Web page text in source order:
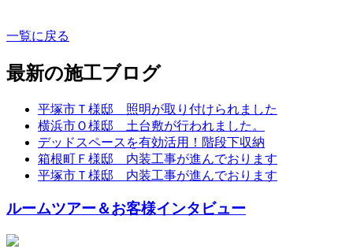
一覧に戻る
最新の施工ブログ
平塚市Ｔ様邸 照明が取り付けられました
横浜市Ｏ様邸 土台敷が行われました。
デッドスペースを有効活用！階段下収納
箱根町Ｆ様邸 内装工事が進んでおります
平塚市Ｔ様邸 内装工事が進んでおります
ルームツアー＆お客様インタビュー